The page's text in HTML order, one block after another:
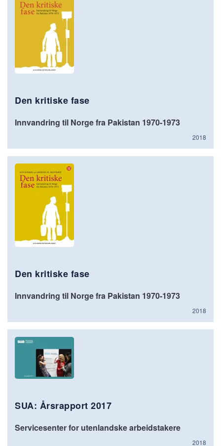
Den kritiske fase
Innvandring til Norge fra Pakistan 1970-1973
2018
Den kritiske fase
Innvandring til Norge fra Pakistan 1970-1973
2018
SUA: Årsrapport 2017
Servicesenter for utenlandske arbeidstakere
2018